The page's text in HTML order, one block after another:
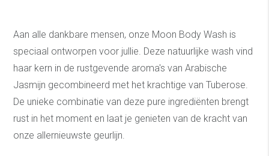
Aan alle dankbare mensen, onze Moon Body Wash is
speciaal ontworpen voor jullie. Deze natuurlijke wash vind
haar kern in de rustgevende aroma's van Arabische
Jasmijn gecombineerd met het krachtige van Tuberose.
De unieke combinatie van deze pure ingrediënten brengt
rust in het moment en laat je genieten van de kracht van
onze allernieuwste geurlijn.